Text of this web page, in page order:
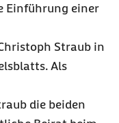
Einführung einer
Straub in
Als
die beiden